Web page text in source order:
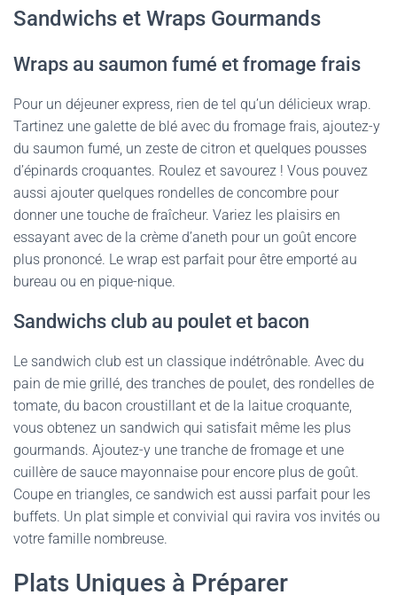
Sandwichs et Wraps Gourmands
Wraps au saumon fumé et fromage frais
Pour un déjeuner express, rien de tel qu’un délicieux wrap.
Tartinez une galette de blé avec du fromage frais, ajoutez-y
du saumon fumé, un zeste de citron et quelques pousses
d’épinards croquantes. Roulez et savourez ! Vous pouvez
aussi ajouter quelques rondelles de concombre pour
donner une touche de fraîcheur. Variez les plaisirs en
essayant avec de la crème d’aneth pour un goût encore
plus prononcé. Le wrap est parfait pour être emporté au
bureau ou en pique-nique.
Sandwichs club au poulet et bacon
Le sandwich club est un classique indétrônable. Avec du
pain de mie grillé, des tranches de poulet, des rondelles de
tomate, du bacon croustillant et de la laitue croquante,
vous obtenez un sandwich qui satisfait même les plus
gourmands. Ajoutez-y une tranche de fromage et une
cuillère de sauce mayonnaise pour encore plus de goût.
Coupe en triangles, ce sandwich est aussi parfait pour les
buffets. Un plat simple et convivial qui ravira vos invités ou
votre famille nombreuse.
Plats Uniques à Préparer